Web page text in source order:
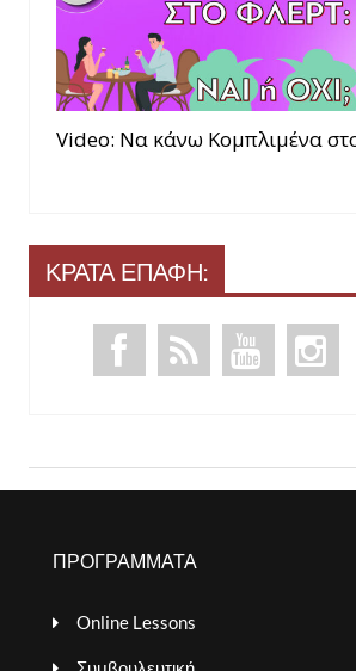
Video: Να κάνω Κομπλιμένα
ΚΡΑΤΑ ΕΠΑΦΗ:
ΠΡΟΓΡΑΜΜΑΤΑ
Online Lessons